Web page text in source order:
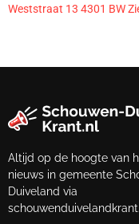
Weststraat 13 4301 BW
Altijd op de hoogte van
nieuws in gemeente
Duiveland via